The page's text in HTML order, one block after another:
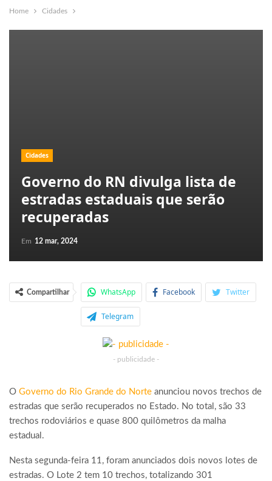
Home Cidades
Cidades
Governo do RN divulga lista de
estradas estaduais que serão
recuperadas
Em 12 mar, 2024
Compartilhar WhatsApp Facebook Twitter
Telegram
- publicidade -
O Governo do Rio Grande do Norte anunciou novos trechos de
estradas que serão recuperados no Estado. No total, são 33
trechos rodoviários e quase 800 quilômetros da malha
estadual.
Nesta segunda-feira 11, foram anunciados dois novos lotes de
estradas. O Lote 2 tem 10 trechos, totalizando 301